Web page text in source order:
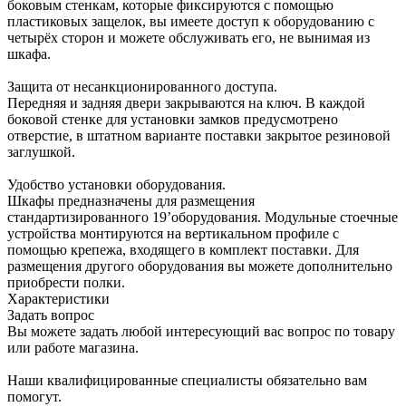
боковым стенкам, которые фиксируются с помощью
пластиковых защелок, вы имеете доступ к оборудованию с
четырёх сторон и можете обслуживать его, не вынимая из
шкафа.
Защита от несанкционированного доступа.
Передняя и задняя двери закрываются на ключ. В каждой
боковой стенке для установки замков предусмотрено
отверстие, в штатном варианте поставки закрытое резиновой
заглушкой.
Удобство установки оборудования.
Шкафы предназначены для размещения
стандартизированного 19’оборудования. Модульные стоечные
устройства монтируются на вертикальном профиле с
помощью крепежа, входящего в комплект поставки. Для
размещения другого оборудования вы можете дополнительно
приобрести полки.
Характеристики
Задать вопрос
Вы можете задать любой интересующий вас вопрос по товару
или работе магазина.
Наши квалифицированные специалисты обязательно вам
помогут.